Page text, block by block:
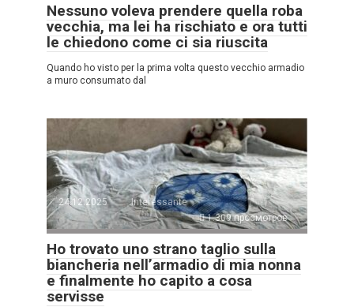
Nessuno voleva prendere quella roba
vecchia, ma lei ha rischiato e ora tutti
le chiedono come ci sia riuscita
Quando ho visto per la prima volta questo vecchio armadio
a muro consumato dal
24.12.2025
Interessante
1.309 просмотров
Ho trovato uno strano taglio sulla
biancheria nell’armadio di mia nonna
e finalmente ho capito a cosa
servisse